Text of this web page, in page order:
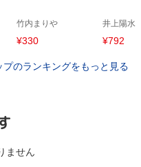
竹内まりや
¥330
井上陽水
¥792
プのランキングをもっと見る
ません